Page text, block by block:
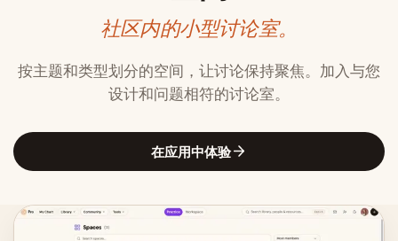
社区内的小型讨论室。
按主题和类型划分的空间，让讨论保持聚焦。加入与您
设计和问题相符的讨论室。
在应用中体验